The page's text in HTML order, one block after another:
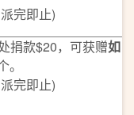
完即止)
捐款$20，可获赠如
。
完即止)